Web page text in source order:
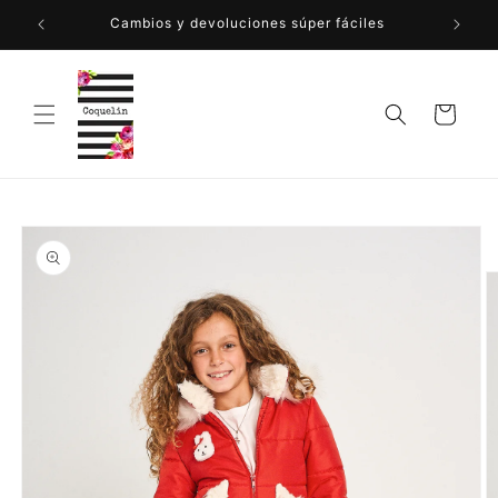
directamenteCambios y devoluciones súper fáciles
Carrito
a la
información
del producto